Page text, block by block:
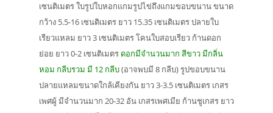
เซนติเมตร ใบรูปใบหอกแกมรูปไข่ถึงแกมขอบขนาน ขนาด
กว้าง 5.5-16 เซนติเมตร ยาว 15.35 เซนติเมตร ปลายใบ
เรียวแหลม ยาว 3 เซนติเมตร โคนใบสอบเรียว ก้านดอก
ย่อย ยาว 0-2 เซนติเมตรดอกมีจำนวนมาก สีขาว มีกลิ่น
หอม กลีบรวม มี 12 กลีบ(อาจพบมี 8 กลีบ) รูปขอบขนาน
ปลายแหลมขนาดใกล้เคียงกัน ยาว 3-3.5 เซนติเมตร เกสร
เพศผู้ มีจำนวนมาก 20-32 อัน เกสรเพศเมีย ก้านชูเกสร ยาว